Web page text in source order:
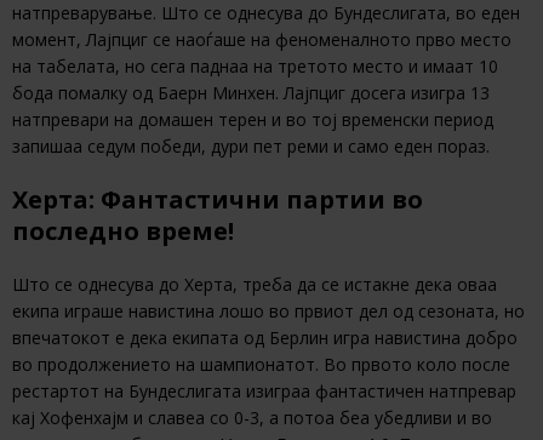
натпреварување. Што се однесува до Бундеслигата, во еден
момент, Лајпциг се наоѓаше на феноменалното прво место
на табелата, но сега паднаа на третото место и имаат 10
бода помалку од Баерн Минхен. Лајпциг досега изигра 13
натпревари на домашен терен и во тој временски период
запишаа седум победи, дури пет реми и само еден пораз.
Херта: Фантастични партии во
последно време!
Што се однесува до Херта, треба да се истакне дека оваа
екипа играше навистина лошо во првиот дел од сезоната, но
впечатокот е дека екипата од Берлин игра навистина добро
во продолжението на шампионатот. Во првото коло после
рестартот на Бундеслигата изиграа фантастичен натпревар
кај Хофенхајм и славеа со 0-3, а потоа беа убедливи и во